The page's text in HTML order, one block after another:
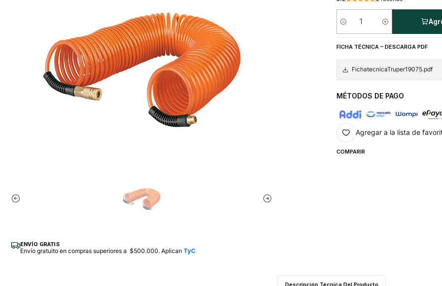
Cantidad
FICHA TÉCNICA – DESCARGA PDF
FichatecnicaTruper19075.pdf
MÉTODOS DE PAGO
Agregar a la lista de
COMPARIR
ENVÍO GRATIS
Envío gratuito en compras superiores a $500.000. Aplican TyC